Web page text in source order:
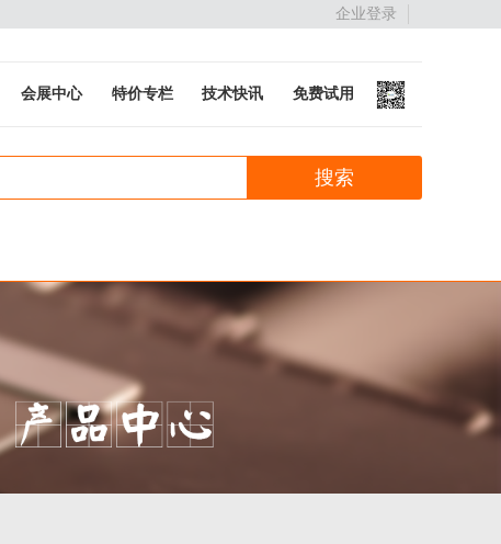
企业登录
会展中心 特价专栏 技术快讯 免费试用